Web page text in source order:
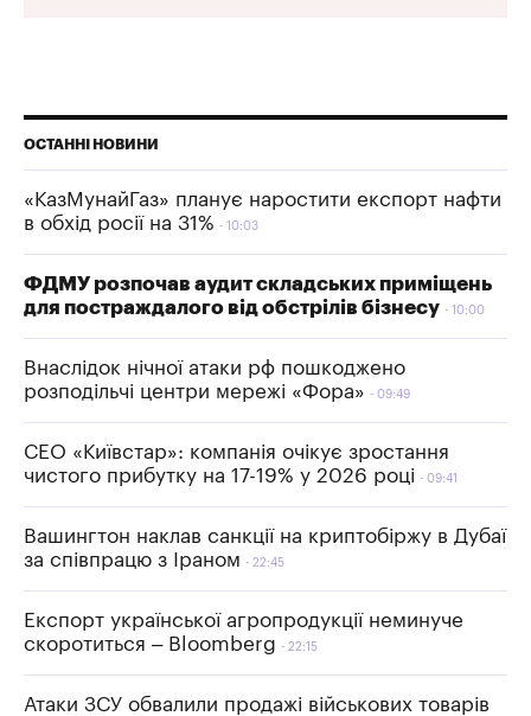
ОСТАННІ НОВИНИ
«КазМунайГаз» планує наростити експорт нафти
в обхід росії на 31%
10:03
ФДМУ розпочав аудит складських приміщень
для постраждалого від обстрілів бізнесу
10:00
Внаслідок нічної атаки рф пошкоджено
розподільчі центри мережі «Фора»
09:49
СЕО «Київстар»: компанія очікує зростання
чистого прибутку на 17-19% у 2026 році
09:41
Вашингтон наклав санкції на криптобіржу в Дубаї
за співпрацю з Іраном
22:45
Експорт української агропродукції неминуче
скоротиться – Bloomberg
22:15
Атаки ЗСУ обвалили продажі військових товарів